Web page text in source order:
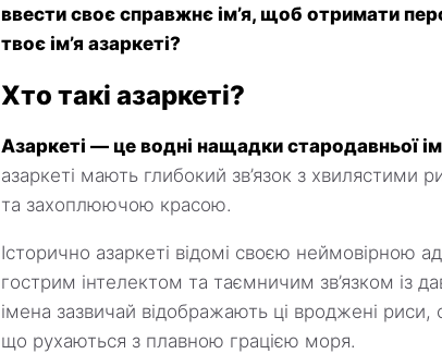
ввести своє справжнє ім’я, щоб отримати
твоє ім’я азаркеті?
Хто такі азаркеті?
Азаркеті — це водні нащадки стародавньої
азаркеті мають глибокий зв’язок з
та захоплюючою красою.
Історично азаркеті відомі своєю неймовірною
гострим інтелектом та таємничим зв’язком із
імена зазвичай відображають ці вроджені
що рухаються з плавною грацією моря.